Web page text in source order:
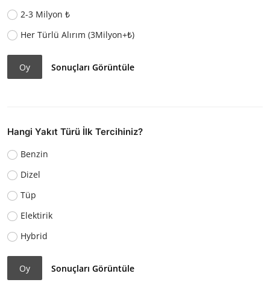
2-3 Milyon ₺
Her Türlü Alırım (3Milyon+₺)
Oy Sonuçları Görüntüle
Hangi Yakıt Türü İlk Tercihiniz?
Benzin
Dizel
Tüp
Elektirik
Hybrid
Oy Sonuçları Görüntüle